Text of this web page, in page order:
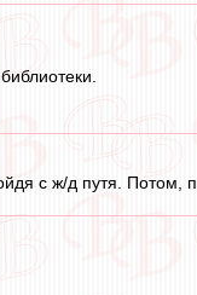
с ж/д путя. Потом,